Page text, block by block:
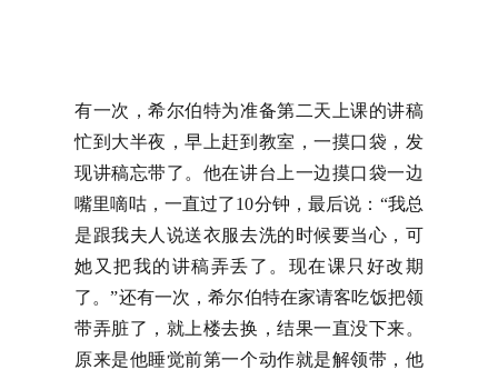
有一次，希尔伯特为准备第二天上课的讲稿
忙到大半夜，早上赶到教室，一摸口袋，发
现讲稿忘带了。他在讲台上一边摸口袋一边
嘴里嘀咕，一直过了10分钟，最后说：“我总
是跟我夫人说送衣服去洗的时候要当心，可
她又把我的讲稿弄丢了。现在课只好改期
了。”还有一次，希尔伯特在家请客吃饭把领
带弄脏了，就上楼去换，结果一直没下来。
原来是他睡觉前第一个动作就是解领带，他